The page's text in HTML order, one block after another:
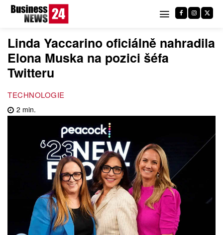
Linda Yaccarino oficiálně nahradila
Elona Muska na pozici šéfa
Twitteru
TECHNOLOGIE
2 min.